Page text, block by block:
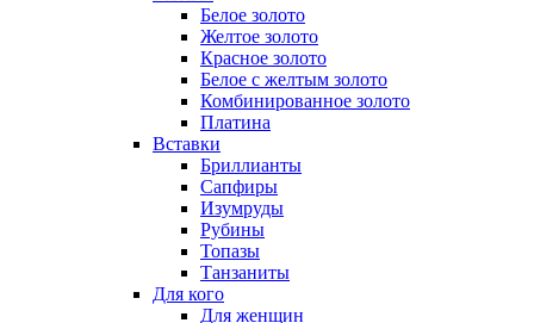
Белое золото
Желтое золото
Красное золото
Белое с желтым золото
Комбинированное золото
Платина
Вставки
Бриллианты
Сапфиры
Изумруды
Рубины
Топазы
Танзаниты
Для кого
Для женщин